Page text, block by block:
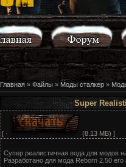
Главная» Файлы» Моды сталкер»
Super
[ · (8.13 MB) ]
Супер реалистичная вода для модов
Разработано для мода Reborn 2.50